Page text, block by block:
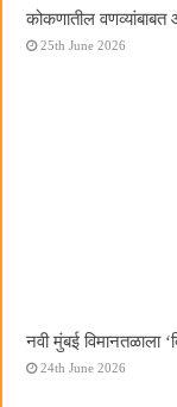
कोकणातील
25th June 2026
नवी मुंबई विमानतळाला
24th June 2026